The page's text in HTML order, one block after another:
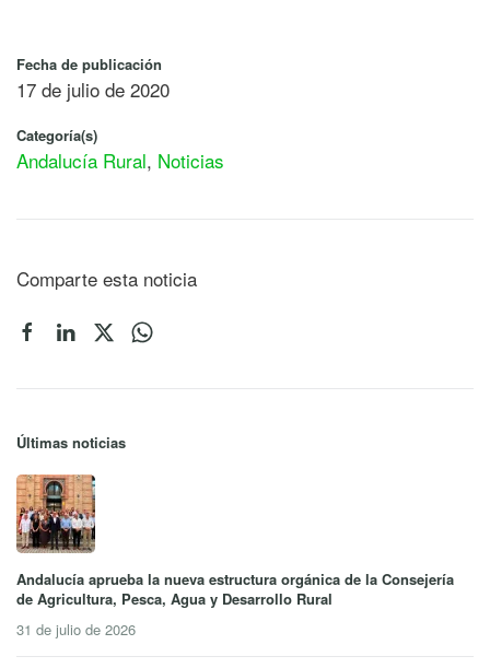
Fecha de publicación
17 de julio de 2020
Categoría(s)
Andalucía Rural, Noticias
Comparte esta noticia
Últimas noticias
Andalucía aprueba la nueva estructura orgánica de la Consejería
de Agricultura, Pesca, Agua y Desarrollo Rural
31 de julio de 2026